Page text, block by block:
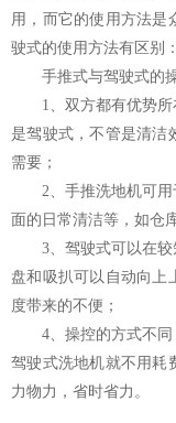
用，而它的使用方法是
驶式的使用方法有区别：
手推式与驾驶式的操
1、双方都有优势所
是驾驶式，不管是清洁
需要；
2、手推洗地机可
面的日常清洁等，如仓
3、驾驶式可以在较
盘和吸扒可以自动向上
度带来的不便；
4、操控的方式不同
驾驶式洗地机就不用耗
力物力，省时省力。